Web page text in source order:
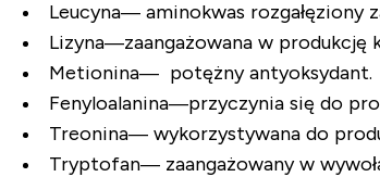
Leucyna— aminokwas rozgałęziony
Lizyna—zaangażowana w produkcję
Metionina— potężny antyoksydant.
Fenyloalanina—przyczynia się do
Treonina— wykorzystywana do
Tryptofan— zaangażowany w